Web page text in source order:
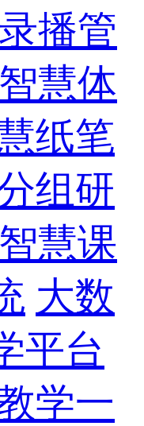
播管
慧体
纸笔
组研
慧课
大数
平台
学一